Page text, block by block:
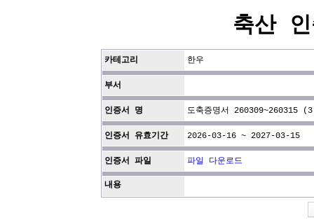
축산
카테고리 한우
부서
인증서 명 도축증명서 260309~260315
인증서 유효기간 2026-03-16 ~ 2027-03-15
인증서 파일 파일 다운로드
내용